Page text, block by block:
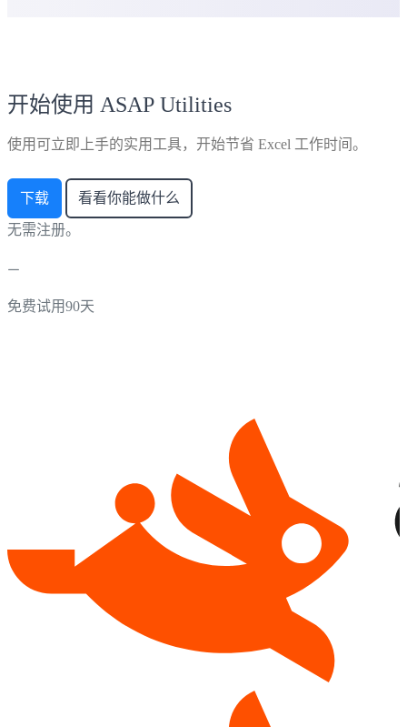
开始使用 ASAP Utilities
使用可立即上手的实用工具，开始节省 Excel 工作时间。
下载 看看你能做什么
无需注册。
免费试用90天